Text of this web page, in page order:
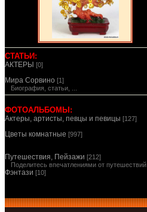
СТАТЬИ:
АКТЕРЫ [0]
Мира Сорвино [1]
Биография, статьи, ...
ФОТОАЛЬБОМЫ:
Актеры, артисты, певцы и певицы [127]
Цветы комнатные [997]
Путешествия, Пейзажи [212]
Поделитесь впечатлениями от путешествий
Фэнтази [10]